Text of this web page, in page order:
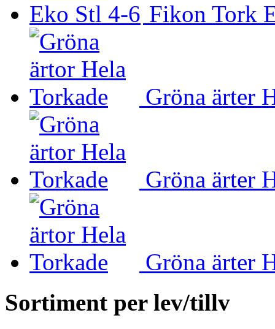
Fikon Tork
Gröna ärter
Gröna ärter
Gröna ärter
Sortiment per lev/tillv